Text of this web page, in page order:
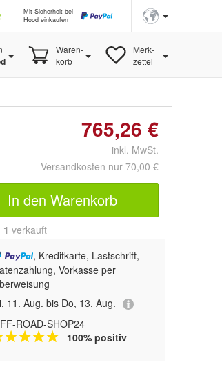
Mit Sicherheit bei
Hood einkaufen
Waren-
korb
Merk-
zettel
765,26 €
inkl. MwSt.
Versandkosten nur 70,00 €
In den Warenkorb
1 verkauft
, Kreditkarte, Lastschrift,
Vorkasse per
11. Aug. bis Do, 13. Aug.
ROAD-SHOP24
100% positiv